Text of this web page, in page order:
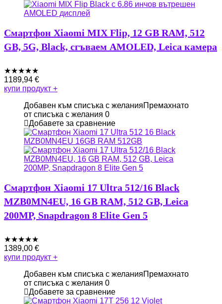
Смартфон Xiaomi MIX Flip, 12 GB RAM, 512
GB, 5G, Black, сгъваем AMOLED, Leica камера
★★★★★
1189,94 €
купи продукт +
Добавен към списъка с желанияПремахнато
от списъка с желания 0
Добавете за сравнение
Смартфон Xiaomi 17 Ultra 512/16 Black
MZB0MN4EU, 16 GB RAM, 512 GB, Leica
200MP, Snapdragon 8 Elite Gen 5
★★★★★
1389,00 €
купи продукт +
Добавен към списъка с желанияПремахнато
от списъка с желания 0
Добавете за сравнение